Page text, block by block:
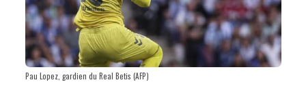
Pau Lopez, gardien du Real Betis (AFP)